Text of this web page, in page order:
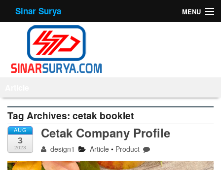
Sinar Surya MENU
About Us
Offset Printing
Mesin
Tips
Tag Archives: cetak booklet
AUG
3
2023
Cetak Company Profile
design1 Article • Product